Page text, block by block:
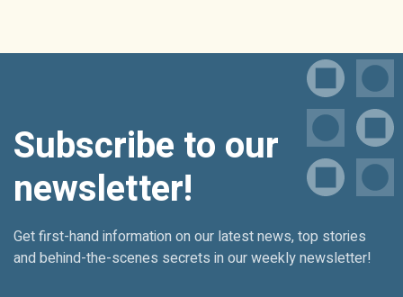
Subscribe to our
newsletter!
Get first-hand information on our latest news, top stories
and behind-the-scenes secrets in our weekly newsletter!